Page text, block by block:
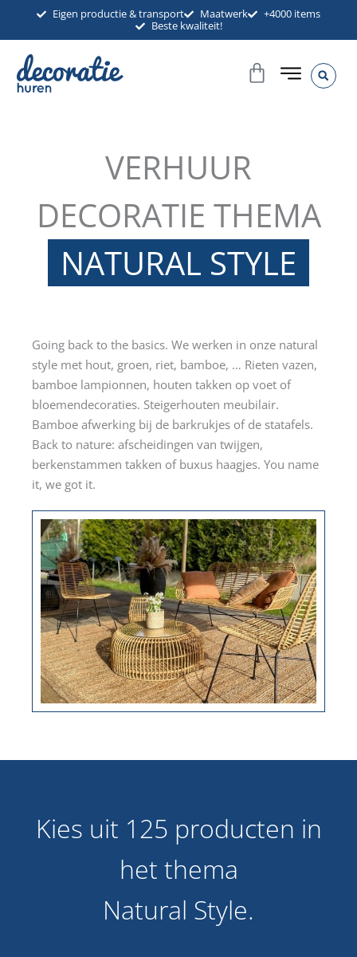
inhoud
Eigen productie & transport Maatwerk
+4000 items
Beste kwaliteit!
VERHUUR
DECORATIE THEMA
NATURAL STYLE
Going back to the basics. We werken in onze natural
style met hout, groen, riet, bamboe, … Rieten vazen,
bamboe lampionnen, houten takken op voet of
bloemendecoraties. Steigerhouten meubilair.
Bamboe afwerking bij de barkrukjes of de statafels.
Back to nature: afscheidingen van twijgen,
berkenstammen takken of buxus haagjes. You name
it, we got it.
Kies uit 125 producten in
het thema
Natural Style.